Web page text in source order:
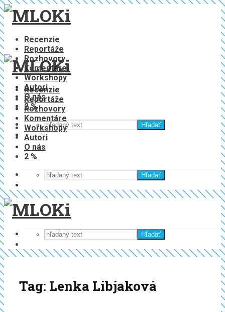
Recenzie
Reportáže
Rozhovory
Komentáre
Workshopy
Autori
O nás
2 %
Hľadať
Recenzie
Reportáže
Rozhovory
Komentáre
Workshopy
Autori
O nás
2 %
Hľadať
Hľadať
Tag: Lenka Libjaková